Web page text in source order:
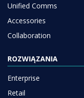
Unified Comms
Accessories
Collaboration
ROZWIĄZANIA
Enterprise
Retail